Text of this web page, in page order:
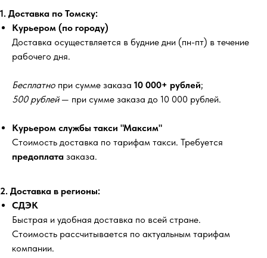
1. Доставка по Томску:
Курьером (по городу)
Доставка осуществляется в будние дни (пн-пт) в течение
рабочего дня.
Бесплатно при сумме заказа 10 000+ рублей;
500 рублей— при сумме заказа до 10 000 рублей.
Курьером службы такси "Максим"
Стоимость доставка по тарифам такси. Требуется
предоплата заказа.
2. Доставка в регионы:
СДЭК
Быстрая и удобная доставка по всей стране.
Стоимость рассчитывается по актуальным тарифам
компании.